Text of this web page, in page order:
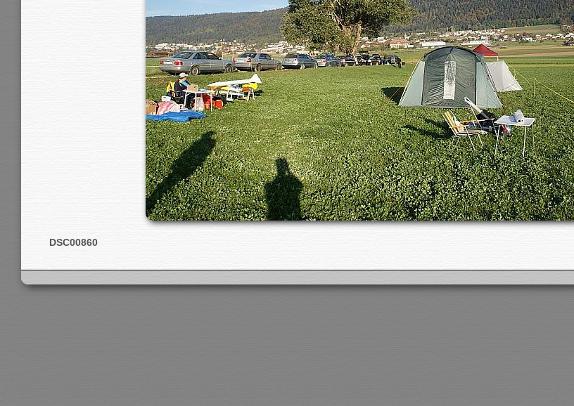
DSC00860